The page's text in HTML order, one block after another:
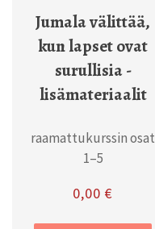
Jumala välittää,
kun lapset ovat
surullisia -
lisämateriaalit
raamattukurssin osat
1–5
0,00€